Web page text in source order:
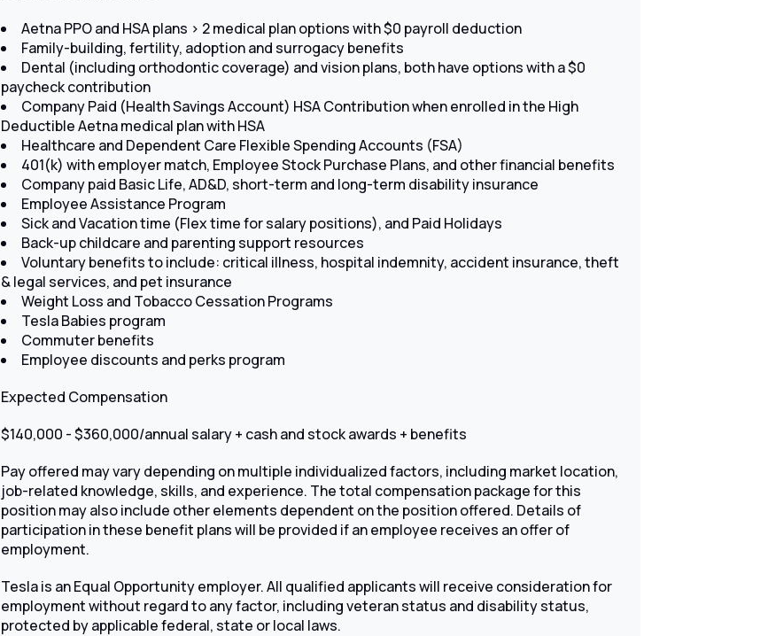
Aetna PPO and HSA plans > 2 medical plan options with $0 payroll deduction
Family-building, fertility, adoption and surrogacy benefits
Dental (including orthodontic coverage) and vision plans, both have options with a $0
paycheck contribution
Company Paid (Health Savings Account) HSA Contribution when enrolled in the High
Deductible Aetna medical plan with HSA
Healthcare and Dependent Care Flexible Spending Accounts (FSA)
401(k) with employer match, Employee Stock Purchase Plans, and other financial benefits
Company paid Basic Life, AD&D, short-term and long-term disability insurance
Employee Assistance Program
Sick and Vacation time (Flex time for salary positions), and Paid Holidays
Back-up childcare and parenting support resources
Voluntary benefits to include: critical illness, hospital indemnity, accident insurance, theft
& legal services, and pet insurance
Weight Loss and Tobacco Cessation Programs
Tesla Babies program
Commuter benefits
Employee discounts and perks program
Expected Compensation
$140,000 - $360,000/annual salary + cash and stock awards + benefits
Pay offered may vary depending on multiple individualized factors, including market location,
job-related knowledge, skills, and experience. The total compensation package for this
position may also include other elements dependent on the position offered. Details of
participation in these benefit plans will be provided if an employee receives an offer of
employment.
Tesla is an Equal Opportunity employer. All qualified applicants will receive consideration for
employment without regard to any factor, including veteran status and disability status,
protected by applicable federal, state or local laws.